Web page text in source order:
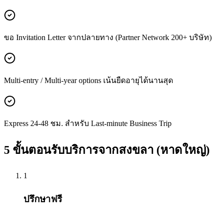
ขอ Invitation Letter จากปลายทาง (Partner Network 200+ บริษัท)
Multi-entry / Multi-year options เน้นยืดอายุได้นานสุด
Express 24-48 ชม. สำหรับ Last-minute Business Trip
5 ขั้นตอนรับบริการจากสงขลา (หาดใหญ่)
1
ปรึกษาฟรี